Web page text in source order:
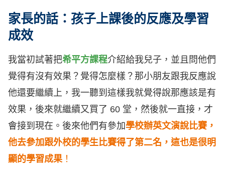
家長的話：孩子上課後的反應及學習
成效
我當初試著把希平方課程介紹給我兒子，並且問他們
覺得有沒有效果？覺得怎麼樣？那小朋友跟我反應說
他還要繼續上，我一聽到這樣我就覺得說那應該是有
效果，後來就繼續又買了 60 堂，然後就一直接，才
會接到現在。後來他們有參加 學校辦英文演說比賽，
他去參加跟外校的學生比賽得了第二名，這也是很明
顯的學習成果！